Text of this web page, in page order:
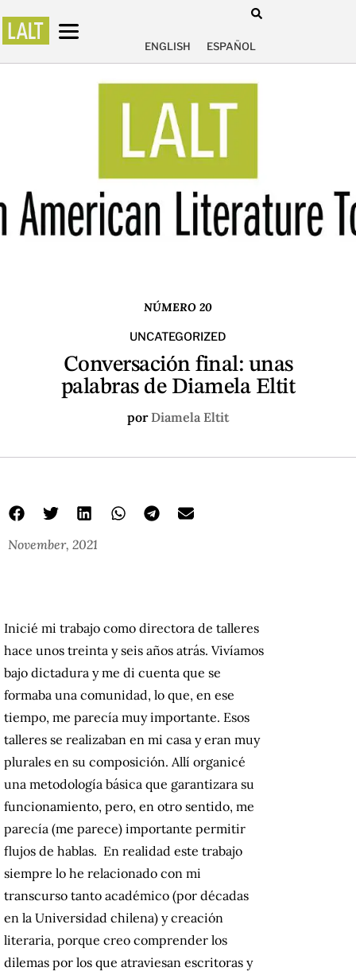
ENGLISH ESPAÑOL
NÚMERO 20
UNCATEGORIZED
Conversación final: unas
palabras de Diamela Eltit
por Diamela Eltit
November, 2021
Inicié mi trabajo como directora de talleres
hace unos treinta y seis años atrás. Vivíamos
bajo dictadura y me di cuenta que se
formaba una comunidad, lo que, en ese
tiempo, me parecía muy importante. Esos
talleres se realizaban en mi casa y eran muy
plurales en su composición. Allí organicé
una metodología básica que garantizara su
funcionamiento, pero, en otro sentido, me
parecía (me parece) importante permitir
flujos de hablas. En realidad este trabajo
siempre lo he relacionado con mi
transcurso tanto académico (por décadas
en la Universidad chilena) y creación
literaria, porque creo comprender los
dilemas por los que atraviesan escritoras y